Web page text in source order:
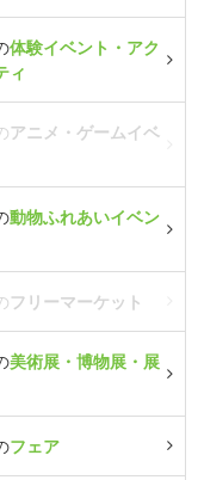
体験イベント・アク
ィ
アニメ・ゲームイベ
動物ふれあいイベン
フリーマーケット
美術展・博物展・展
フェア